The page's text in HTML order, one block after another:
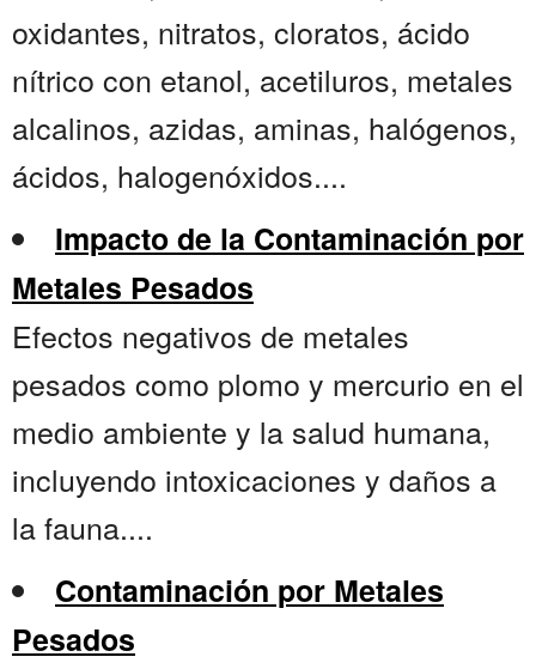
oxidantes, nitratos, cloratos, ácido
nítrico con etanol, acetiluros, metales
alcalinos, azidas, aminas, halógenos,
ácidos, halogenóxidos....
Impacto de la Contaminación por
Metales Pesados
Efectos negativos de metales
pesados como plomo y mercurio en el
medio ambiente y la salud humana,
incluyendo intoxicaciones y daños a
la fauna....
Contaminación por Metales
Pesados